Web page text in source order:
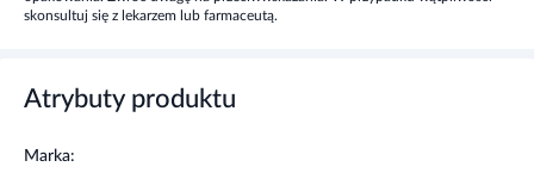
Dawkowanie
dobowej od 500 mg do 1000 mg).
Lek należy przyjmować podczas posiłku.
skonsultuj się z lekarzem lub farmaceutą.
Atrybuty produktu
Marka: